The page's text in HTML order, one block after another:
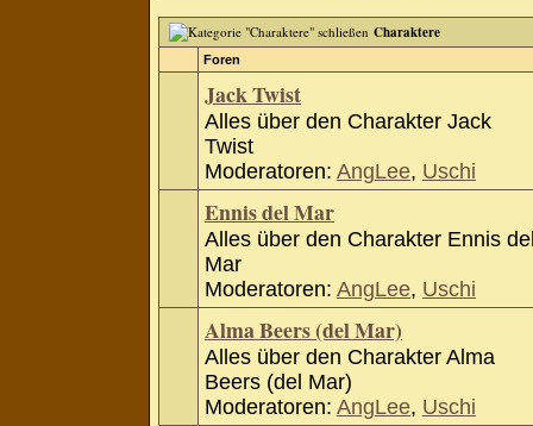
Charaktere
Foren
Jack Twist
Alles über den Charakter Jack
Twist
Moderatoren: AngLee, Uschi
Ennis del Mar
Alles über den Charakter Ennis
Mar
Moderatoren: AngLee, Uschi
Alma Beers (del Mar)
Alles über den Charakter Alma
Beers (del Mar)
Moderatoren: AngLee, Uschi